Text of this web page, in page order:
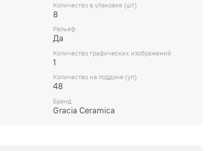
Количество в упаковке (шт)
8
Рельеф
Да
Количество графических изображений
1
Количество на поддоне (уп)
48
Бренд
Gracia Ceramica